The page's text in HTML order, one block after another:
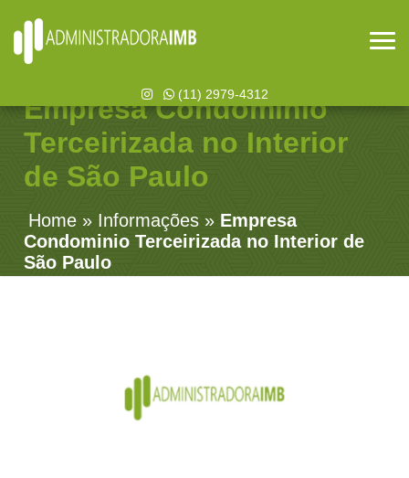
(11) 2979-4312
Empresa Condominio
Terceirizada no Interior
de São Paulo
Home » Informações » Empresa
Condominio Terceirizada no Interior de
São Paulo